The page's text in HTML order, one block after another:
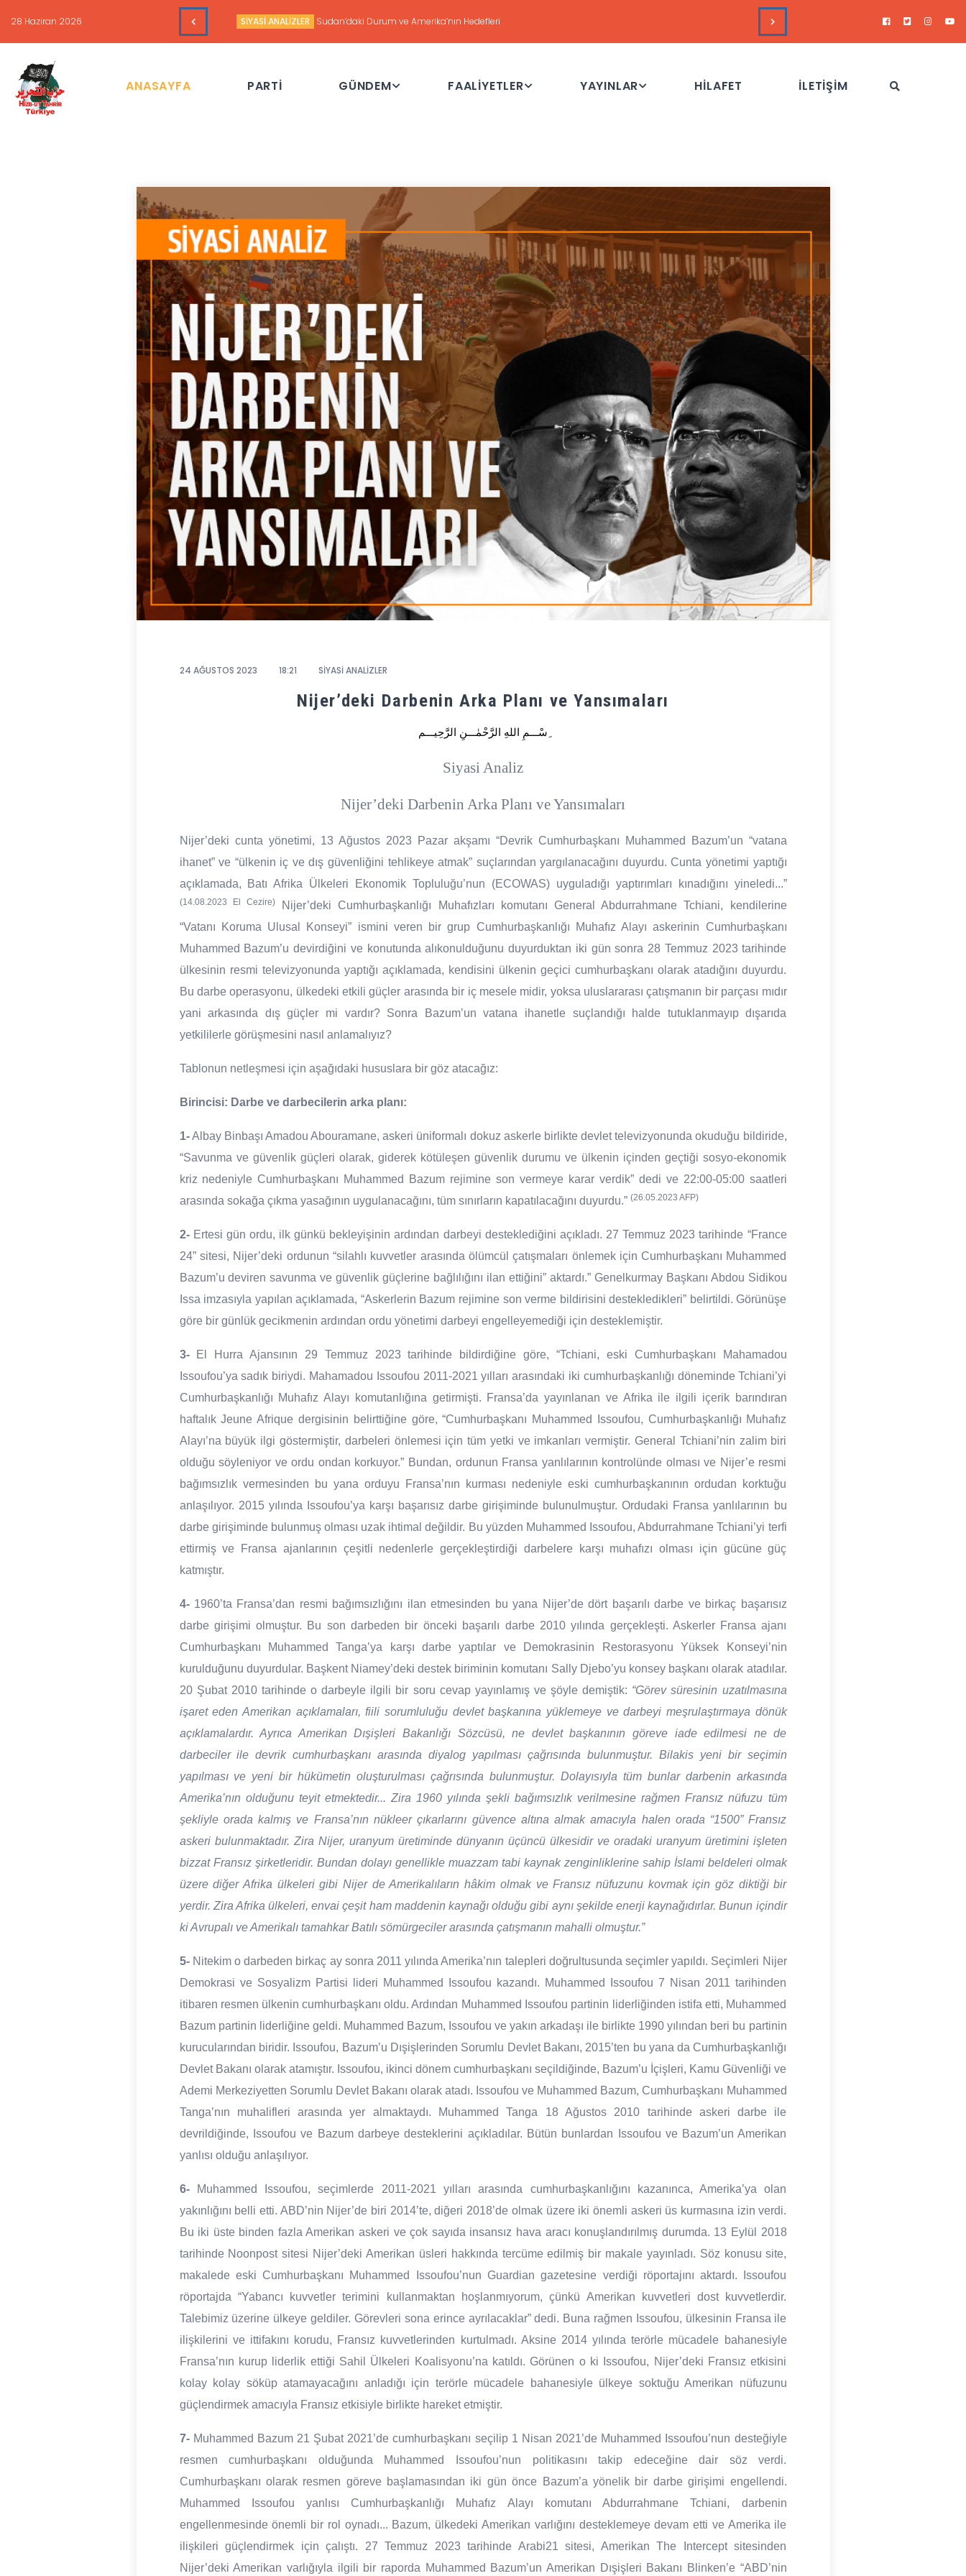
16 Haziran 2026 HAFTALIK GÜNDEM DEĞERLENDİRME Haftalık Değerlendirme Toplantısı - 21 Temmuz 2026 DUYURULAR
ANASAYFA PARTİ GÜNDEM FAALİYETLER YAYINLAR HİLAFET İLETİŞİM
24 AĞUSTOS 2023 18:21 SİYASİ ANALİZLER
Nijer’deki Darbenin Arka Planı ve Yansımaları
ِسْـــمِ اللهِ الرَّحْمٰـــنِ الرَّحِيـــم
Siyasi Analiz
Nijer’deki Darbenin Arka Planı ve Yansımaları
Nijer’deki cunta yönetimi, 13 Ağustos 2023 Pazar akşamı “Devrik Cumhurbaşkanı Muhammed Bazum’un “vatana
ihanet” ve “ülkenin iç ve dış güvenliğini tehlikeye atmak” suçlarından yargılanacağını duyurdu. Cunta yönetimi yaptığı
açıklamada, Batı Afrika Ülkeleri Ekonomik Topluluğu’nun (ECOWAS) uyguladığı yaptırımları kınadığını yineledi...”
(14.08.2023 El Cezire)Nijer’deki Cumhurbaşkanlığı Muhafızları komutanı General Abdurrahmane Tchiani, kendilerine
“Vatanı Koruma Ulusal Konseyi” ismini veren bir grup Cumhurbaşkanlığı Muhafız Alayı askerinin Cumhurbaşkanı
Muhammed Bazum’u devirdiğini ve konutunda alıkonulduğunu duyurduktan iki gün sonra 28 Temmuz 2023 tarihinde
ülkesinin resmi televizyonunda yaptığı açıklamada, kendisini ülkenin geçici cumhurbaşkanı olarak atadığını duyurdu.
Bu darbe operasyonu, ülkedeki etkili güçler arasında bir iç mesele midir, yoksa uluslararası çatışmanın bir parçası mıdır
yani arkasında dış güçler mi vardır? Sonra Bazum’un vatana ihanetle suçlandığı halde tutuklanmayıp dışarıda
yetkililerle görüşmesini nasıl anlamalıyız?
Tablonun netleşmesi için aşağıdaki hususlara bir göz atacağız:
Birincisi: Darbe ve darbecilerin arka planı:
1-Albay Binbaşı Amadou Abouramane, askeri üniformalı dokuz askerle birlikte devlet televizyonunda okuduğu bildiride,
“Savunma ve güvenlik güçleri olarak, giderek kötüleşen güvenlik durumu ve ülkenin içinden geçtiği sosyo-ekonomik
kriz nedeniyle Cumhurbaşkanı Muhammed Bazum rejimine son vermeye karar verdik” dedi ve 22:00-05:00 saatleri
arasında sokağa çıkma yasağının uygulanacağını, tüm sınırların kapatılacağını duyurdu.” (26.05.2023 AFP)
2-Ertesi gün ordu, ilk günkü bekleyişinin ardından darbeyi desteklediğini açıkladı. 27 Temmuz 2023 tarihinde “France
24” sitesi, Nijer’deki ordunun “silahlı kuvvetler arasında ölümcül çatışmaları önlemek için Cumhurbaşkanı Muhammed
Bazum’u deviren savunma ve güvenlik güçlerine bağlılığını ilan ettiğini” aktardı.” Genelkurmay Başkanı Abdou Sidikou
Issa imzasıyla yapılan açıklamada, “Askerlerin Bazum rejimine son verme bildirisini destekledikleri” belirtildi. Görünüşe
göre bir günlük gecikmenin ardından ordu yönetimi darbeyi engelleyemediği için desteklemiştir.
3-El Hurra Ajansının 29 Temmuz 2023 tarihinde bildirdiğine göre, “Tchiani, eski Cumhurbaşkanı Mahamadou
Issoufou’ya sadık biriydi. Mahamadou Issoufou 2011-2021 yılları arasındaki iki cumhurbaşkanlığı döneminde Tchiani’yi
Cumhurbaşkanlığı Muhafız Alayı komutanlığına getirmişti. Fransa’da yayınlanan ve Afrika ile ilgili içerik barındıran
haftalık Jeune Afrique dergisinin belirttiğine göre, “Cumhurbaşkanı Muhammed Issoufou, Cumhurbaşkanlığı Muhafız
Alayı’na büyük ilgi göstermiştir, darbeleri önlemesi için tüm yetki ve imkanları vermiştir. General Tchiani’nin zalim biri
olduğu söyleniyor ve ordu ondan korkuyor.” Bundan, ordunun Fransa yanlılarının kontrolünde olması ve Nijer’e resmi
bağımsızlık vermesinden bu yana orduyu Fransa’nın kurması nedeniyle eski cumhurbaşkanının ordudan korktuğu
anlaşılıyor. 2015 yılında Issoufou’ya karşı başarısız darbe girişiminde bulunulmuştur. Ordudaki Fransa yanlılarının bu
darbe girişiminde bulunmuş olması uzak ihtimal değildir. Bu yüzden Muhammed Issoufou, Abdurrahmane Tchiani’yi terfi
ettirmiş ve Fransa ajanlarının çeşitli nedenlerle gerçekleştirdiği darbelere karşı muhafızı olması için gücüne güç
katmıştır.
4-1960’ta Fransa’dan resmi bağımsızlığını ilan etmesinden bu yana Nijer’de dört başarılı darbe ve birkaç başarısız
darbe girişimi olmuştur. Bu son darbeden bir önceki başarılı darbe 2010 yılında gerçekleşti. Askerler Fransa ajanı
Cumhurbaşkanı Muhammed Tanga’ya karşı darbe yaptılar ve Demokrasinin Restorasyonu Yüksek Konseyi’nin
kurulduğunu duyurdular. Başkent Niamey’deki destek biriminin komutanı Sally Djebo’yu konsey başkanı olarak atadılar.
20 Şubat 2010 tarihinde o darbeyle ilgili bir soru cevap yayınlamış ve şöyle demiştik: “Görev süresinin uzatılmasına
işaret eden Amerikan açıklamaları, fiili sorumluluğu devlet başkanına yüklemeye ve darbeyi meşrulaştırmaya dönük
açıklamalardır. Ayrıca Amerikan Dışişleri Bakanlığı Sözcüsü, ne devlet başkanının göreve iade edilmesi ne de
darbeciler ile devrik cumhurbaşkanı arasında diyalog yapılması çağrısında bulunmuştur. Bilakis yeni bir seçimin
yapılması ve yeni bir hükümetin oluşturulması çağrısında bulunmuştur. Dolayısıyla tüm bunlar darbenin arkasında
Amerika’nın olduğunu teyit etmektedir... Zira 1960 yılında şekli bağımsızlık verilmesine rağmen Fransız nüfuzu tüm
şekliyle orada kalmış ve Fransa’nın nükleer çıkarlarını güvence altına almak amacıyla halen orada “1500” Fransız
askeri bulunmaktadır. Zira Nijer, uranyum üretiminde dünyanın üçüncü ülkesidir ve oradaki uranyum üretimini işleten
bizzat Fransız şirketleridir. Bundan dolayı genellikle muazzam tabi kaynak zenginliklerine sahip İslami beldeleri olmak
üzere diğer Afrika ülkeleri gibi Nijer de Amerikalıların hâkim olmak ve Fransız nüfuzunu kovmak için göz diktiği bir
yerdir. Zira Afrika ülkeleri, envai çeşit ham maddenin kaynağı olduğu gibi aynı şekilde enerji kaynağıdırlar. Bunun içindir
ki Avrupalı ve Amerikalı tamahkar Batılı sömürgeciler arasında çatışmanın mahalli olmuştur.”
5-Nitekim o darbeden birkaç ay sonra 2011 yılında Amerika’nın talepleri doğrultusunda seçimler yapıldı. Seçimleri Nijer
Demokrasi ve Sosyalizm Partisi lideri Muhammed Issoufou kazandı. Muhammed Issoufou 7 Nisan 2011 tarihinden
itibaren resmen ülkenin cumhurbaşkanı oldu. Ardından Muhammed Issoufou partinin liderliğinden istifa etti, Muhammed
Bazum partinin liderliğine geldi. Muhammed Bazum, Issoufou ve yakın arkadaşı ile birlikte 1990 yılından beri bu partinin
kurucularından biridir. Issoufou, Bazum’u Dışişlerinden Sorumlu Devlet Bakanı, 2015’ten bu yana da Cumhurbaşkanlığı
Devlet Bakanı olarak atamıştır. Issoufou, ikinci dönem cumhurbaşkanı seçildiğinde, Bazum’u İçişleri, Kamu Güvenliği ve
Ademi Merkeziyetten Sorumlu Devlet Bakanı olarak atadı. Issoufou ve Muhammed Bazum, Cumhurbaşkanı Muhammed
Tanga’nın muhalifleri arasında yer almaktaydı. Muhammed Tanga 18 Ağustos 2010 tarihinde askeri darbe ile
devrildiğinde, Issoufou ve Bazum darbeye desteklerini açıkladılar. Bütün bunlardan Issoufou ve Bazum’un Amerikan
yanlısı olduğu anlaşılıyor.
6-Muhammed Issoufou, seçimlerde 2011-2021 yılları arasında cumhurbaşkanlığını kazanınca, Amerika’ya olan
yakınlığını belli etti. ABD’nin Nijer’de biri 2014’te, diğeri 2018’de olmak üzere iki önemli askeri üs kurmasına izin verdi.
Bu iki üste binden fazla Amerikan askeri ve çok sayıda insansız hava aracı konuşlandırılmış durumda. 13 Eylül 2018
tarihinde Noonpost sitesi Nijer’deki Amerikan üsleri hakkında tercüme edilmiş bir makale yayınladı. Söz konusu site,
makalede eski Cumhurbaşkanı Muhammed Issoufou’nun Guardian gazetesine verdiği röportajını aktardı. Issoufou
röportajda “Yabancı kuvvetler terimini kullanmaktan hoşlanmıyorum, çünkü Amerikan kuvvetleri dost kuvvetlerdir.
Talebimiz üzerine ülkeye geldiler. Görevleri sona erince ayrılacaklar” dedi. Buna rağmen Issoufou, ülkesinin Fransa ile
ilişkilerini ve ittifakını korudu, Fransız kuvvetlerinden kurtulmadı. Aksine 2014 yılında terörle mücadele bahanesiyle
Fransa’nın kurup liderlik ettiği Sahil Ülkeleri Koalisyonu’na katıldı. Görünen o ki Issoufou, Nijer’deki Fransız etkisini
kolay kolay söküp atamayacağını anladığı için terörle mücadele bahanesiyle ülkeye soktuğu Amerikan nüfuzunu
güçlendirmek amacıyla Fransız etkisiyle birlikte hareket etmiştir.
7-Muhammed Bazum 21 Şubat 2021’de cumhurbaşkanı seçilip 1 Nisan 2021’de Muhammed Issoufou’nun desteğiyle
resmen cumhurbaşkanı olduğunda Muhammed Issoufou’nun politikasını takip edeceğine dair söz verdi.
Cumhurbaşkanı olarak resmen göreve başlamasından iki gün önce Bazum’a yönelik bir darbe girişimi engellendi.
Muhammed Issoufou yanlısı Cumhurbaşkanlığı Muhafız Alayı komutanı Abdurrahmane Tchiani, darbenin
engellenmesinde önemli bir rol oynadı... Bazum, ülkedeki Amerikan varlığını desteklemeye devam etti ve Amerika ile
ilişkileri güçlendirmek için çalıştı. 27 Temmuz 2023 tarihinde Arabi21 sitesi, Amerikan The Intercept sitesinden
Nijer’deki Amerikan varlığıyla ilgili bir raporda Muhammed Bazum’un Amerikan Dışişleri Bakanı Blinken’e “ABD’nin